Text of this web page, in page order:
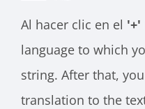
Al hacer clic en el '+'
language to which
string. After that,
translation to the